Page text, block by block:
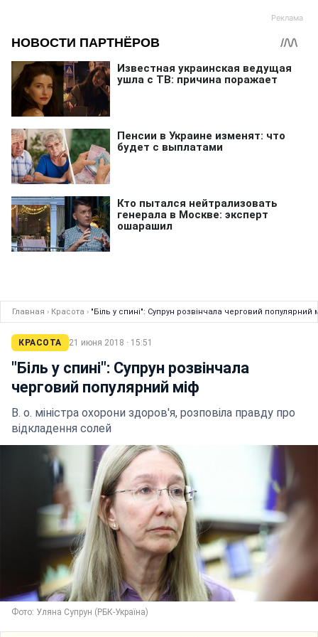
Главная › Красота › "Біль у спині": Супрун розвінчала черговий популярний
КРАСОТА 21 июня 2018 · 15:51
"Біль у спині": Супрун розвінчала
черговий популярний міф
В. о. міністра охорони здоров'я, розповіла правду про
відкладення солей
Фото: Уляна Супрун (РБК-Україна)